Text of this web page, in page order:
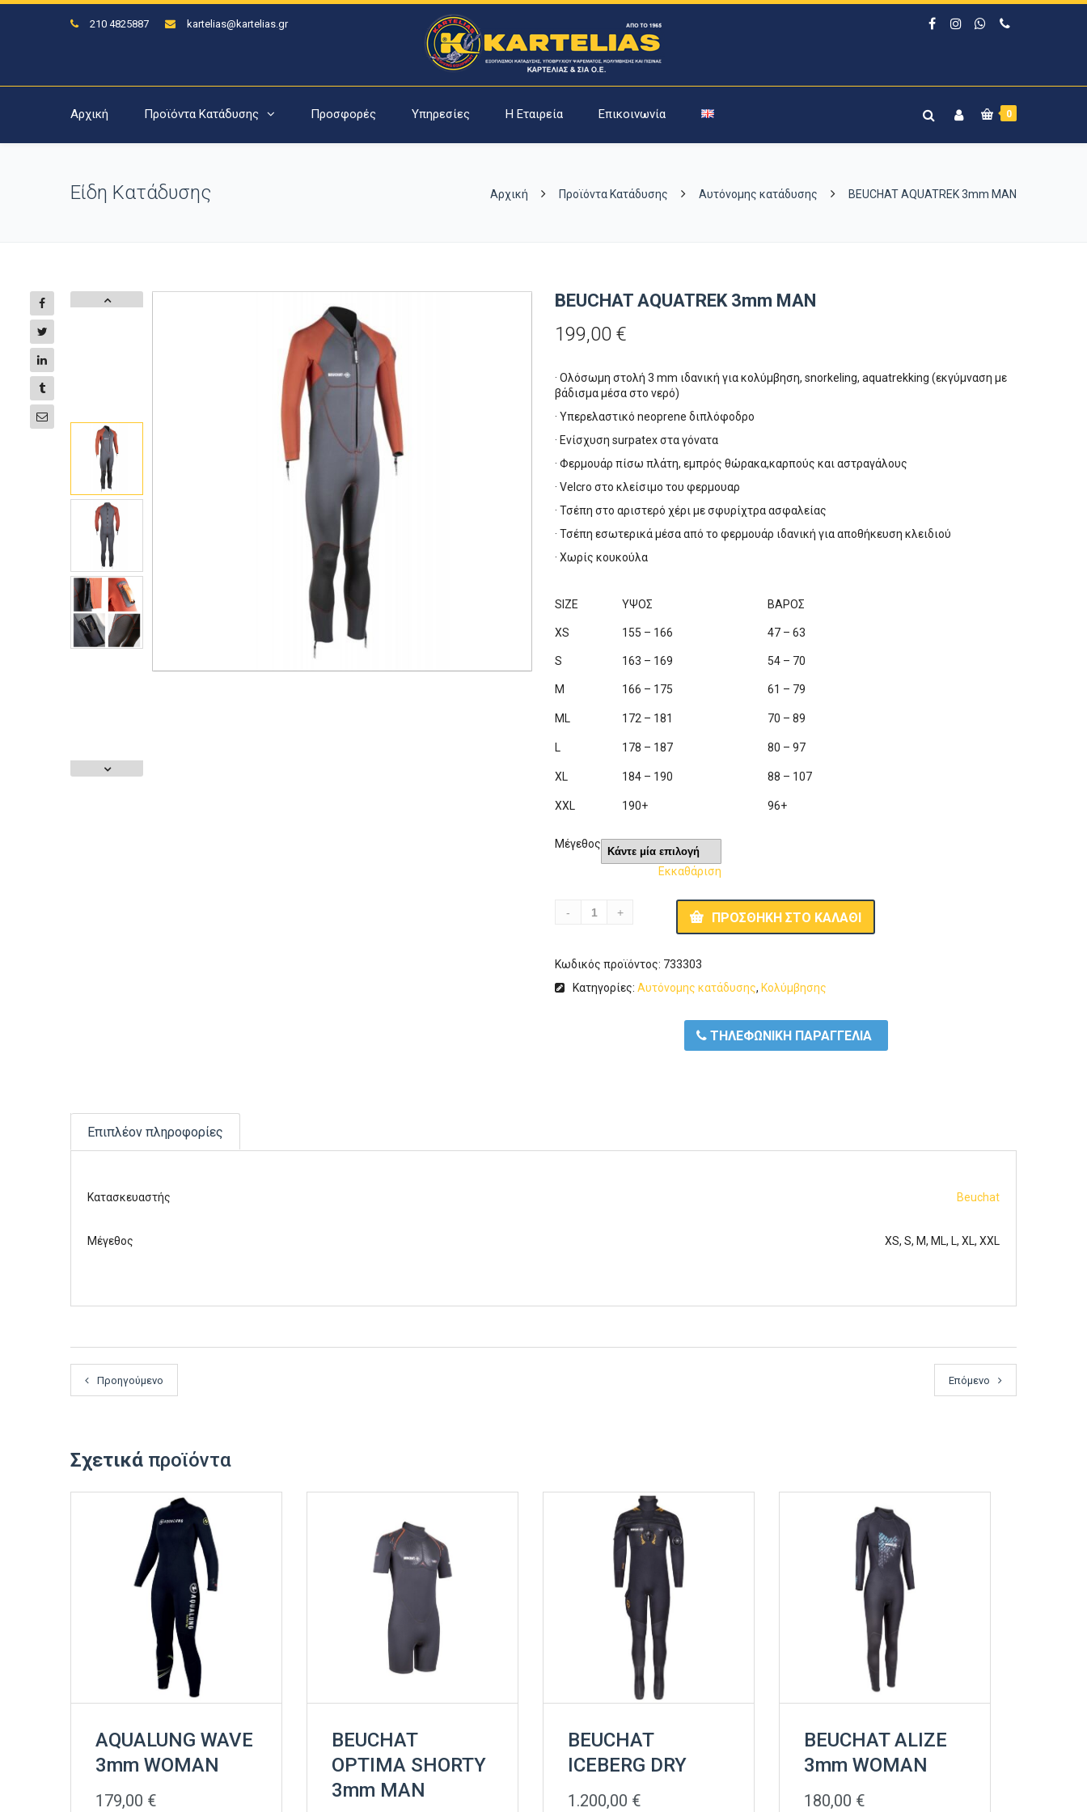
210 4825887 kartelias@kartelias.gr
0
Αρχική Προϊόντα Κατάδυσης Προσφορές Υπηρεσίες Η Εταιρεία Επικοινωνία
Είδη Κατάδυσης Αρχική Προϊόντα Κατάδυσης Αυτόνομης κατάδυσης BEUCHAT AQUATREK 3mm MAN
BEUCHAT AQUATREK 3mm MAN
199,00€
· Ολόσωμη στολή 3 mm ιδανική για κολύμβηση, snorkeling, aquatrekking (εκγύμναση με
βάδισμα μέσα στο νερό)
· Υπερελαστικό neoprene διπλόφοδρο
· Ενίσχυση surpatex στα γόνατα
· Φερμουάρ πίσω πλάτη, εμπρός θώρακα,καρπούς και αστραγάλους
· Velcro στο κλείσιμο του φερμουαρ
· Τσέπη στο αριστερό χέρι με σφυρίχτρα ασφαλείας
· Τσέπη εσωτερικά μέσα από το φερμουάρ ιδανική για αποθήκευση κλειδιού
· Χωρίς κουκούλα
SIZE ΥΨΟΣ ΒΑΡΟΣ
XS 155 – 166 47 – 63
S 163 – 169 54 – 70
M 166 – 175 61 – 79
ML 172 – 181 70 – 89
L 178 – 187 80 – 97
XL 184 – 190 88 – 107
XXL 190+ 96+
Μέγεθος
Εκκαθάριση
ΠΡΟΣΘΉΚΗ ΣΤΟ ΚΑΛΆΘΙ
Κωδικός προϊόντος: 733303
Κατηγορίες:Αυτόνομης κατάδυσης, Κολύμβησης
ΤΗΛΕΦΩΝΙΚΗ ΠΑΡΑΓΓΕΛΙΑ
Επιπλέον πληροφορίες
Κατασκευαστής Beuchat
Μέγεθος XS, S, M, ML, L, XL, XXL
Προηγούμενο Επόμενο
Σχετικά προϊόντα
AQUALUNG WAVE
3mm WOMAN
179,00 €
BEUCHAT
OPTIMA SHORTY
3mm MAN
BEUCHAT
ICEBERG DRY
1.200,00 €
BEUCHAT ALIZE
3mm WOMAN
180,00 €